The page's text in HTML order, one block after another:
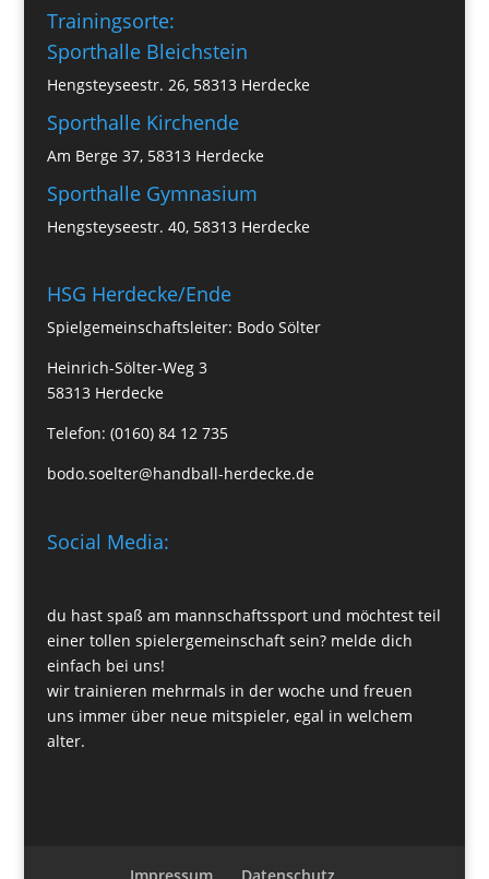
Trainingsorte:
Sporthalle Bleichstein
Hengsteyseestr. 26, 58313 Herdecke
Sporthalle Kirchende
Am Berge 37, 58313 Herdecke
Sporthalle Gymnasium
Hengsteyseestr. 40, 58313 Herdecke
HSG Herdecke/Ende
Spielgemeinschaftsleiter: Bodo Sölter
Heinrich-Sölter-Weg 3
58313 Herdecke
Telefon: (0160) 84 12 735
bodo.soelter@handball-herdecke.de
Social Media:
du hast spaß am mannschaftssport und möchtest teil
einer tollen spielergemeinschaft sein? melde dich
einfach bei uns!
wir trainieren mehrmals in der woche und freuen
uns immer über neue mitspieler, egal in welchem
alter.